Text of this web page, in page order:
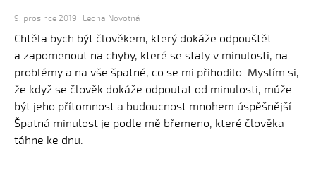
9. prosince 2019 Leona Novotná
Chtěla bych být člověkem, který dokáže odpouštět
a zapomenout na chyby, které se staly v minulosti, na
problémy a na vše špatné, co se mi přihodilo. Myslím si,
že když se člověk dokáže odpoutat od minulosti, může
být jeho přítomnost a budoucnost mnohem úspěšnější.
Špatná minulost je podle mě břemeno, které člověka
táhne ke dnu.